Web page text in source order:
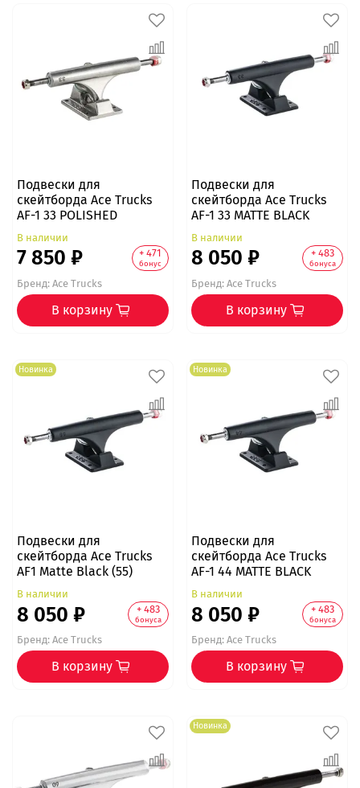
Подвески для
скейтборда Ace Trucks
AF-1 33 POLISHED
В наличии
7 850 ₽ + 471
бонус
Бренд:Ace Trucks
В корзину
Подвески для
скейтборда Ace Trucks
AF-1 33 MATTE BLACK
В наличии
8 050 ₽ + 483
бонуса
Бренд:Ace Trucks
В корзину
Новинка
Подвески для
скейтборда Ace Trucks
AF1 Matte Black (55)
В наличии
8 050 ₽ + 483
бонуса
Бренд:Ace Trucks
В корзину
Новинка
Подвески для
скейтборда Ace Trucks
AF-1 44 MATTE BLACK
В наличии
8 050 ₽ + 483
бонуса
Бренд:Ace Trucks
В корзину
Новинка